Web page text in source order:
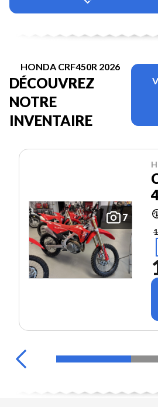
HONDA CRF450R 2026
DÉCOUVREZ
NOTRE
INVENTAIRE
7